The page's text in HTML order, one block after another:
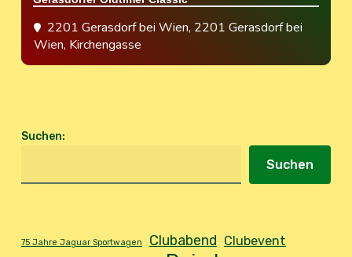
2201 Gerasdorf bei Wien, 2201 Gerasdorf bei
Wien, Kirchengasse
Suchen:
Suchen
75 Jahre Jaguar Sportwagen Clubabend Clubevent